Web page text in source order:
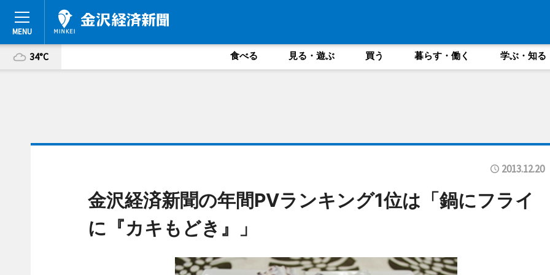
34°C 食べる 見る・遊ぶ 買う 暮らす・働く 学ぶ・知る
2013.12.20
金沢経済新聞の年間PVランキング1位は「鍋にフライ
に『カキもどき』」